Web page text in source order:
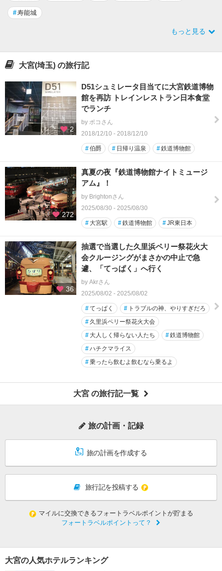
#寿能城
もっと見る
大宮(埼玉) の旅行記
2
D51シュミレータ目当てに大宮鉄道博物
館を再訪 トレインレストラン日本食堂
でランチ
by ポコさん
2018/12/10 - 2018/12/10
#伯爵 # 日帰り温泉 #鉄道博物館
272
真夏の夜『鉄道博物館ナイトミュージ
アム』！
by Brightonさん
2025/08/30 - 2025/08/30
# 大宮駅 #鉄道博物館 #JR東日本
36
抽選で当選した久里浜ペリー祭花火大
会クルージングがまさかの中止で急
遽、「てっぱく」へ行く
by Akrさん
2025/08/02 - 2025/08/02
#てっぱく # トラブルの神、やりすぎだろ
# 久里浜ペリー祭花火大会
# 大人しく帰らない人たち #鉄道博物館
#ハチクマライス
#乗ったら飲むよ飲むなら乗るよ
大宮 の旅行記一覧
旅の計画・記録
旅の計画を作成する
旅行記を投稿する
マイルに交換できるフォートラベルポイントが貯まる
フォートラベルポイントって？
大宮の人気ホテルランキング